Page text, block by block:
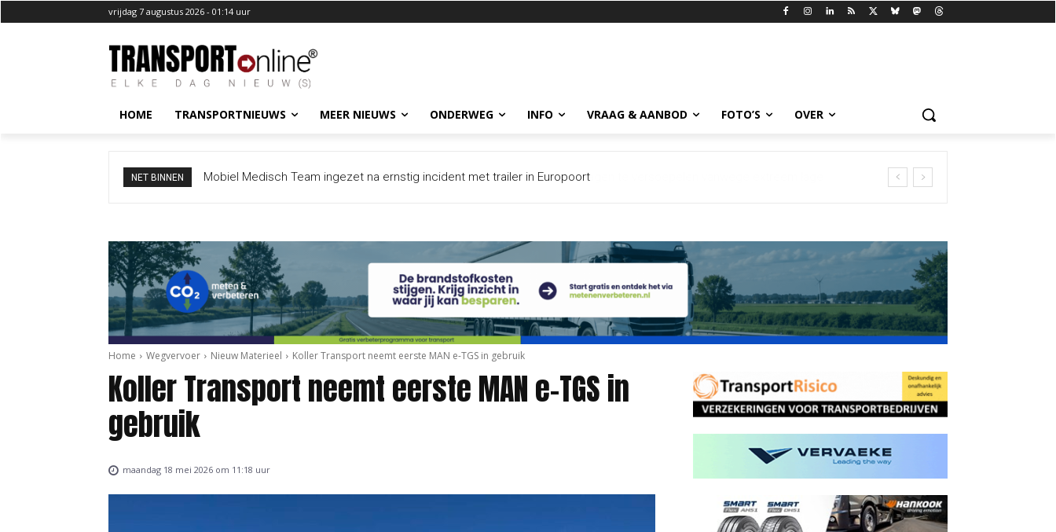
vrijdag 7 augustus 2026 - 01:14 uur
HOME TRANSPORTNIEUWS MEER NIEUWS ONDERWEG INFO VRAAG & AANBOD FOTO’S OVER
NET BINNEN Mobiel Medisch Team ingezet na ernstig incident met trailer in Europoort
Home Wegvervoer Nieuw Materieel Koller Transport neemt eerste MAN e-TGS in gebruik
Koller Transport neemt eerste MAN e-TGS in
gebruik
maandag 18 mei 2026 om 11:18 uur